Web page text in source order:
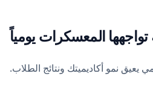
المعسكرات يومياً
يعيق نمو أكاديميتك ونتائج الطلاب.